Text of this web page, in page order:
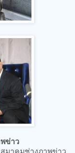
ข่าว
มาคมช่างภาพข่าว